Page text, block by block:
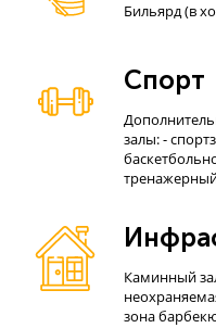
Бильярд (в
Спорт
залы: -
Каминный
зона